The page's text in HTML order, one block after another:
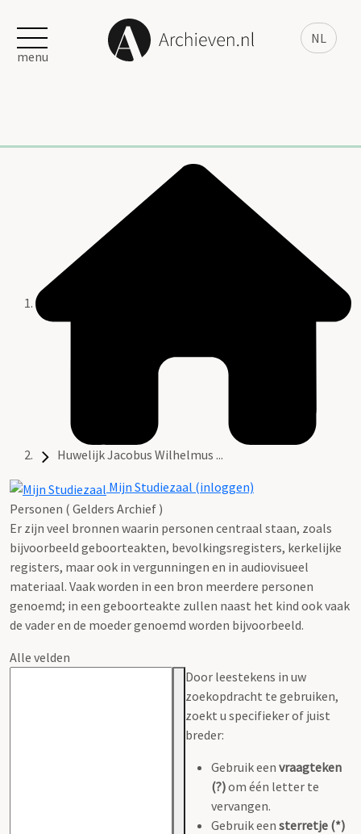
NL
menu
Huwelijk Jacobus Wilhelmus ...
Mijn Studiezaal (inloggen)
Personen ( Gelders Archief )
Er zijn veel bronnen waarin personen centraal staan, zoals
bijvoorbeeld geboorteakten, bevolkingsregisters, kerkelijke
registers, maar ook in vergunningen en in audiovisueel
materiaal. Vaak worden in een bron meerdere personen
genoemd; in een geboorteakte zullen naast het kind ook vaak
de vader en de moeder genoemd worden bijvoorbeeld.
Alle velden
Door leestekens in uw
zoekopdracht te gebruiken,
zoekt u specifieker of juist
breder:
Gebruik een vraagteken
(?)om één letter te
vervangen.
Gebruik een sterretje (*)